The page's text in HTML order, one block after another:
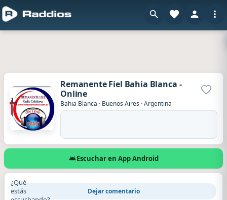
Remanente Fiel Bahia Blanca -
Online
Bahia Blanca · Buenos Aires ·Argentina
Escuchar en App Android
¿Qué
estás
Dejar comentario